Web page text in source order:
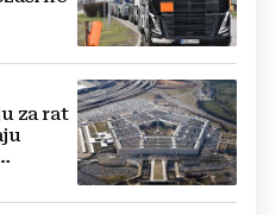
za rat